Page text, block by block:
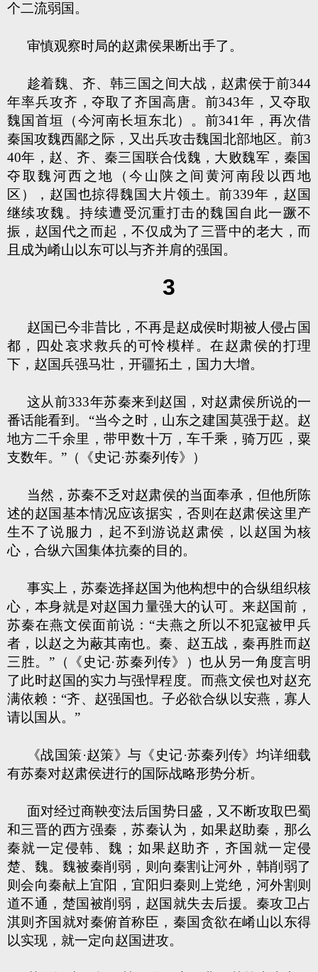
个二流弱国。
审慎观察时局的赵肃侯果断出手了。
趁着魏、齐、韩三国之间大战，赵肃侯于前344
年率兵攻齐，夺取了齐国高唐。前343年，又夺取
魏国首垣（今河南长垣东北）。前341年，再次借
秦国攻魏西鄙之际，又出兵攻击魏国北部地区。前3
40年，赵、齐、秦三国联合伐魏，大败魏军，秦国
夺取魏河西之地（今山陕之间黄河南段以西地
区），赵国也掠得魏国大片领土。前339年，赵国
继续攻魏。持续遭受沉重打击的魏国自此一蹶不
振，赵国代之而起，不仅成为了三晋中的老大，而
且成为崤山以东可以与齐并肩的强国。
3
赵国已今非昔比，不再是赵成侯时期被人侵占国
都，四处哀求救兵的可怜模样。在赵肃侯的打理
下，赵国兵强马壮，开疆拓土，国力大增。
这从前333年苏秦来到赵国，对赵肃侯所说的一
番话能看到。“当今之时，山东之建国莫强于赵。赵
地方二千余里，带甲数十万，车千乘，骑万匹，粟
支数年。”（《史记·苏秦列传》）
当然，苏秦不乏对赵肃侯的当面奉承，但他所陈
述的赵国基本情况应该据实，否则在赵肃侯这里产
生不了说服力，起不到游说赵肃侯，以赵国为核
心，合纵六国集体抗秦的目的。
事实上，苏秦选择赵国为他构想中的合纵组织核
心，本身就是对赵国力量强大的认可。来赵国前，
苏秦在燕文侯面前说：“夫燕之所以不犯寇被甲兵
者，以赵之为蔽其南也。秦、赵五战，秦再胜而赵
三胜。”（《史记·苏秦列传》）也从另一角度言明
了此时赵国的实力与强悍程度。而燕文侯也对赵充
满依赖：“齐、赵强国也。子必欲合纵以安燕，寡人
请以国从。”
《战国策·赵策》与《史记·苏秦列传》均详细载
有苏秦对赵肃侯进行的国际战略形势分析。
面对经过商鞅变法后国势日盛，又不断攻取巴蜀
和三晋的西方强秦，苏秦认为，如果赵助秦，那么
秦就一定侵韩、魏；如果赵助齐，齐国就一定侵
楚、魏。魏被秦削弱，则向秦割让河外，韩削弱了
则会向秦献上宜阳，宜阳归秦则上党绝，河外割则
道不通，楚国被削弱，赵国就失去后援。秦攻卫占
淇则齐国就对秦俯首称臣，秦国贪欲在崤山以东得
以实现，就一定向赵国进攻。